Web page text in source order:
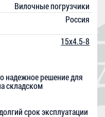
Вилочные погрузчики
Россия
15x4.5-8
надежное решение для
складском
срок эксплуатации